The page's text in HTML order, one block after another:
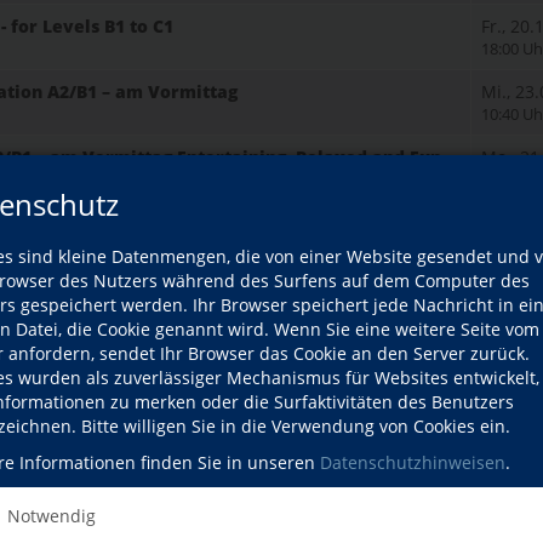
sind kleine Datenmengen, die von einer Website gesendet und
des Nutzers während des Surfens auf dem Computer des
gespeichert werden. Ihr Browser speichert jede Nachricht in
Datei, die Cookie genannt wird. Wenn Sie eine weitere Seite vom
anfordern, sendet Ihr Browser das Cookie an den Server zurück.
wurden als zuverlässiger Mechanismus für Websites
zu merken oder die Surfaktivitäten des Benutzers
Bitte willigen Sie in die Verwendung von Cookies ein.
Informationen finden Sie in unseren Datenschutzhinweisen.
Notwendig
for Levels B1 to C1 Fr.,
18:00
A2/B1 – am Vormittag Mi.,
10:40
B1 – am Vormittag Entertaining, Relaxed and Fun
Mo.,
am Vormittag
10:40
– am Vormittag Mi.,
10:40
– am Abend Mi.,
17:00
– am Abend Have fun talking! Do.,
C1 – am Abend Practice makes better! Mi.,